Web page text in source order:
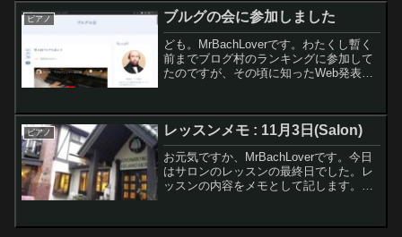
メライ大好きな曲だよ。弾いてみてどう
だった？わ...
ピアノ ブルグの会に参加しました
ども。MrBachLoverです。わたくし暫く
前までブログ村のランキングに参加して
たのですが、その頃に知ったWeb発表会
ンちゃんブルグの会って、ブルグミュラ
ーだけしかエ...
ピアノ レッスンメモ : 11月3日(Salon)
お元気ですか、MrBachLoverです。今日
はサロンのレッスンの最終日でした。レ
ッスンの内容をメモとして記します。レ
ことだけれども先生の指導はとても的確